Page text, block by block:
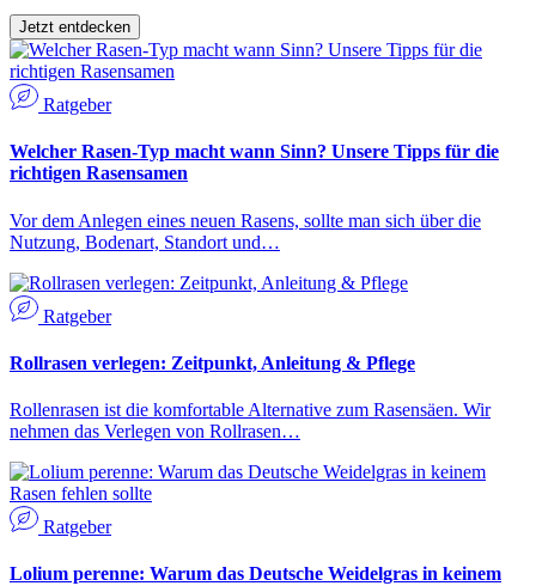
Jetzt entdecken
Ratgeber
Welcher Rasen-Typ macht wann Sinn? Unsere Tipps für die
richtigen Rasensamen
Vor dem Anlegen eines neuen Rasens, sollte man sich über die
Nutzung, Bodenart, Standort und…
Ratgeber
Rollrasen verlegen: Zeitpunkt, Anleitung & Pflege
Rollenrasen ist die komfortable Alternative zum Rasensäen. Wir
nehmen das Verlegen von Rollrasen…
Ratgeber
Lolium perenne: Warum das Deutsche Weidelgras in keinem